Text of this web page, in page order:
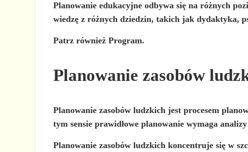
Planowanie edukacyjne odbywa się naróżnych
wiedzę z różnych dziedzin, takich jak dydaktyka,
Patrz również Program.
Planowanie zasobów
Planowanie zasobów ludzkich jestprocesem
tym sensie prawidłowe planowanie wymagaanalizy
Planowanie zasobów ludzkich koncentruje się w